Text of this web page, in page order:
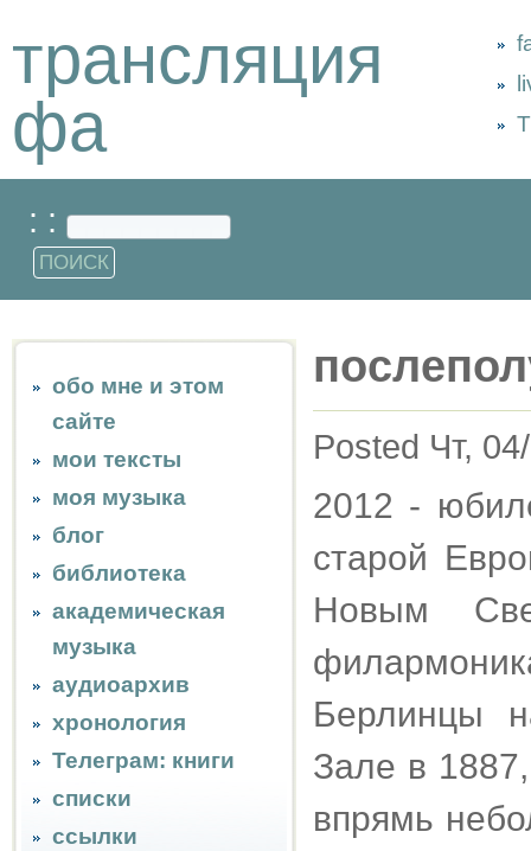
трансляция
фа
: :
обо мне и этом
сайте
мои тексты
моя музыка
блог
библиотека
академическая
музыка
аудиоархив
хронология
Телеграм: книги
списки
ссылки
Posted Чт,
2012 -
старой
Новым
Берлинцы
Зале в
впрямь